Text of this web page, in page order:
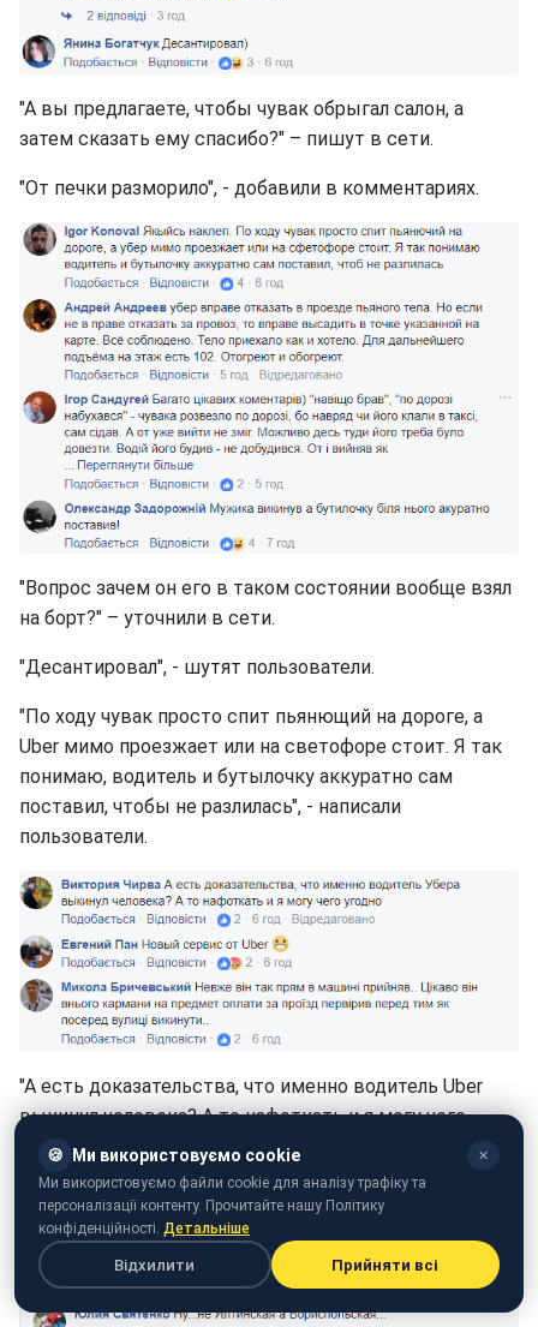
"А вы предлагаете, чтобы чувак обрыгал салон, а
затем сказать ему спасибо?" – пишут в сети.
"От печки разморило", - добавили в комментариях.
"Вопрос зачем он его в таком состоянии вообще взял
на борт?" – уточнили в сети.
"Десантировал", - шутят пользователи.
"По ходу чувак просто спит пьянющий на дороге, а
Uber мимо проезжает или на светофоре стоит. Я так
понимаю, водитель и бутылочку аккуратно сам
поставил, чтобы не разлилась", - написали
пользователи.
"А есть доказательства, что именно водитель Uber
выкинул человека? А то нафоткать и я могу чего
угодно", - отметили в сети.
"Двойной тариф, рот скотчем замотал и доставка к
дому!" – шутят в комментариях.
🍪 Ми використовуємо cookie ✕
Ми використовуємо файли cookie для аналізу трафіку та
персоналізації контенту. Прочитайте нашу Політику
конфіденційності. Детальніше
Відхилити Прийняти всі